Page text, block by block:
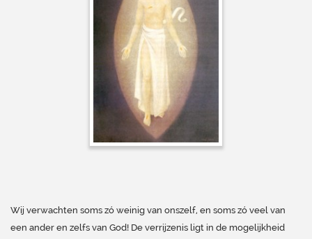
Wij verwachten soms zó weinig van onszelf, en soms zó veel van
een ander en zelfs van God! De verrijzenis ligt in de mogelijkheid